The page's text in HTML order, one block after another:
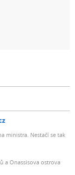
ministra. Nestačí se tak
a Onassisova ostrova